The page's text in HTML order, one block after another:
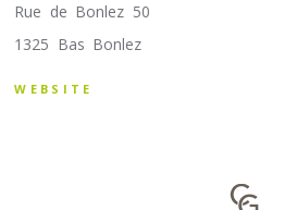
Rue de Bonlez 50
1325 Bas Bonlez
WEBSITE